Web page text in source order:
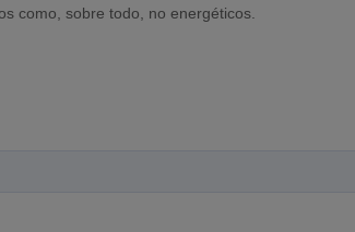
como, sobre todo, no energéticos.